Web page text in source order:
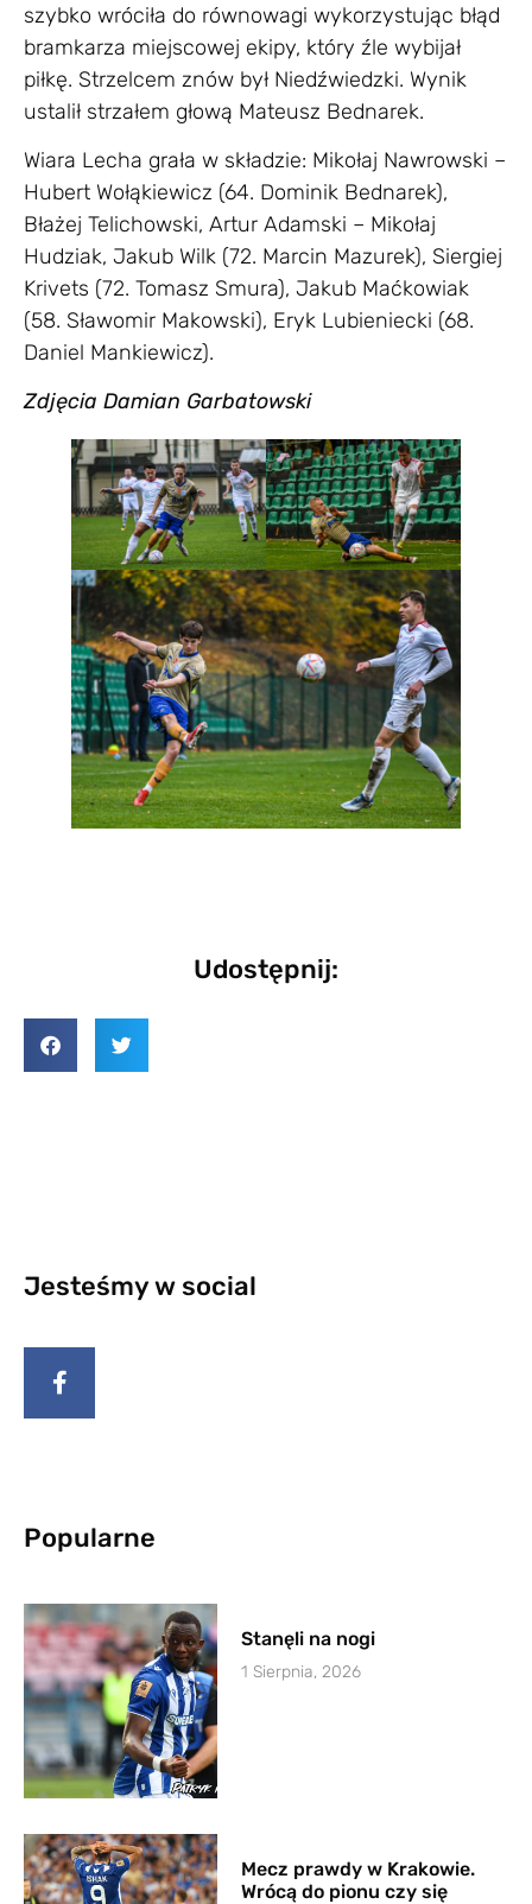
szybko wróciła do równowagi wykorzystując błąd
bramkarza miejscowej ekipy, który źle wybijał
piłkę. Strzelcem znów był Niedźwiedzki. Wynik
ustalił strzałem głową Mateusz Bednarek.
Wiara Lecha grała w składzie: Mikołaj Nawrowski –
Hubert Wołąkiewicz (64. Dominik Bednarek),
Błażej Telichowski, Artur Adamski – Mikołaj
Hudziak, Jakub Wilk (72. Marcin Mazurek), Siergiej
Krivets (72. Tomasz Smura), Jakub Maćkowiak
(58. Sławomir Makowski), Eryk Lubieniecki (68.
Daniel Mankiewicz).
Zdjęcia Damian Garbatowski
Udostępnij:
Jesteśmy w social
Popularne
Stanęli na nogi
1 Sierpnia, 2026
Mecz prawdy w Krakowie.
Wrócą do pionu czy się